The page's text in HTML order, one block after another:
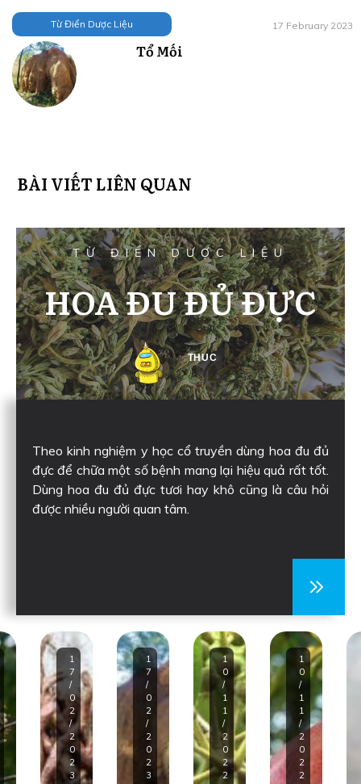
Từ Điển Dược Liệu 17 February 2023
Tổ Mối
BÀI VIẾT LIÊN QUAN
TỪ ĐIỂN DƯỢC LIỆU
HOA ĐU ĐỦ ĐỰC
THUC
Theo kinh nghiệm y học cổ truyền dùng hoa đu đủ
đực để chữa một số bệnh mang lại hiệu quả rất tốt.
Dùng hoa đu đủ đực tươi hay khô cũng là câu hỏi
được nhiều người quan tâm.
1
7
/
0
2
/
2
0
2
3
1
7
/
0
2
/
2
0
2
3
1
0
/
1
1
/
2
0
2
2
1
0
/
1
1
/
2
0
2
2